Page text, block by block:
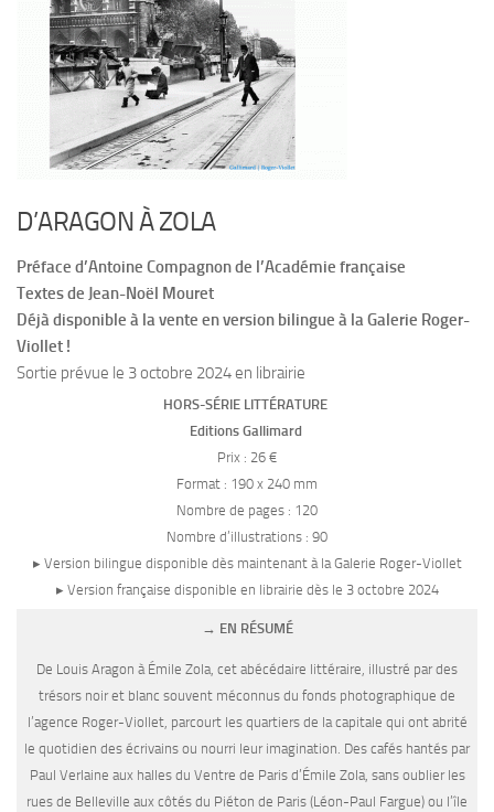
D’ARAGON À ZOLA
Préface d’Antoine Compagnon de l’Académie française
Textes de Jean-Noël Mouret
Déjà disponible à la vente en version bilingue à la Galerie Roger-
Viollet !
Sortie prévue le 3 octobre 2024 en librairie
HORS-SÉRIE LITTÉRATURE
Editions Gallimard
Prix : 26 €
Format : 190 x 240 mm
Nombre de pages : 120
Nombre d’illustrations : 90
▸ Version bilingue disponible dès maintenant à la Galerie Roger-Viollet
▸ Version française disponible en librairie dès le 3 octobre 2024
→ EN RÉSUMÉ
De Louis Aragon à Émile Zola, cet abécédaire littéraire, illustré par des
trésors noir et blanc souvent méconnus du fonds photographique de
l’agence Roger-Viollet, parcourt les quartiers de la capitale qui ont abrité
le quotidien des écrivains ou nourri leur imagination. Des cafés hantés par
Paul Verlaine aux halles du Ventre de Paris d’Émile Zola, sans oublier les
rues de Belleville aux côtés du Piéton de Paris (Léon-Paul Fargue) ou l’île